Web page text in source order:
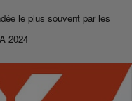
le plus souvent par les
2024